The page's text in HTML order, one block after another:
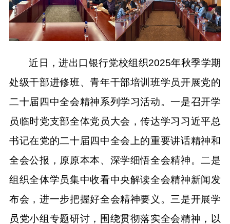
近日，进出口银行党校组织2025年秋季学期
处级干部进修班、青年干部培训班学员开展党的
二十届四中全会精神系列学习活动。一是召开学
员临时党支部全体党员大会，传达学习习近平总
书记在党的二十届四中全会上的重要讲话精神和
全会公报，原原本本、深学细悟全会精神。二是
组织全体学员集中收看中央解读全会精神新闻发
布会，进一步把握好全会精神要义。三是开展学
员党小组专题研讨，围绕贯彻落实全会精神，以